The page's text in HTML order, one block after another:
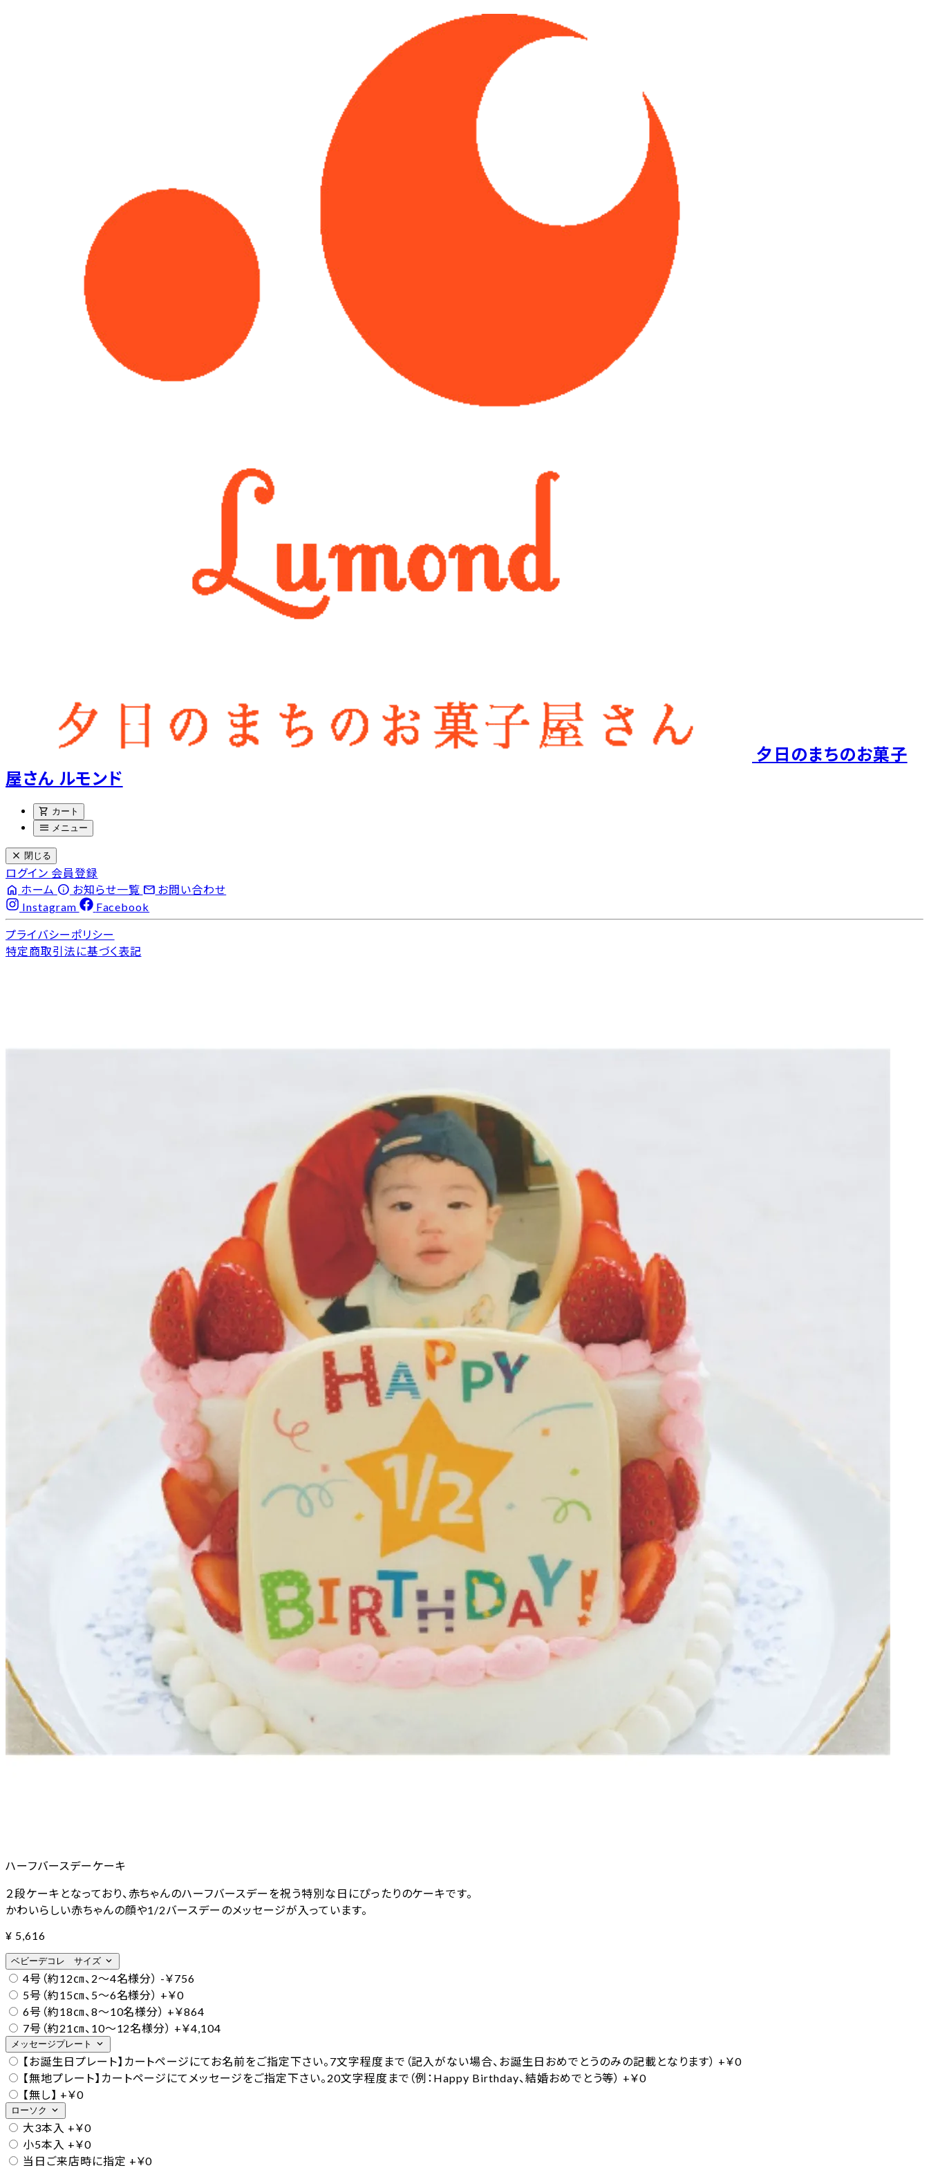
夕日のまちのお菓子
屋さん ルモンド
shopping_cart カート
menu メニュー
close 閉じる
ログイン 会員登録
home ホーム info お知らせ一覧 email お問い合わせ
Instagram
Facebook
プライバシーポリシー
特定商取引法に基づく表記
ハーフバースデーケーキ
２段ケーキとなっており、赤ちゃんのハーフバースデーを祝う特別な日にぴったりのケーキです。
かわいらしい赤ちゃんの顔や1/2バースデーのメッセージが入っています。
¥ 5,616
ベビーデコレ サイズ expand_more
4号（約12㎝、2～4名様分） -￥756
5号（約15㎝、5～6名様分） +￥0
6号（約18㎝、8～10名様分） +￥864
7号（約21㎝、10～12名様分） +￥4,104
メッセージプレート
expand_more
【お誕生日プレート】カートページにてお名前をご指定下さい。7文字程度まで（記入がない場合、お誕生日おめでとうのみの記載となります） +￥0
【無地プレート】カートページにてメッセージをご指定下さい。20文字程度まで（例：Happy Birthday、結婚おめでとう等） +￥0
【無し】 +￥0
ローソク expand_more
大3本入 +￥0
小5本入 +￥0
当日ご来店時に指定 +￥0